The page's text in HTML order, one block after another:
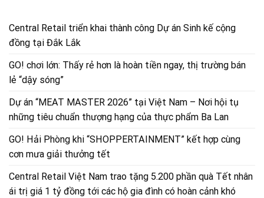
Central Retail triển khai thành công Dự án Sinh kế cộng
đồng tại Đắk Lắk
GO! chơi lớn: Thấy rẻ hơn là hoàn tiền ngay, thị trường bán
lẻ “dậy sóng”
Dự án “MEAT MASTER 2026” tại Việt Nam – Nơi hội tụ
những tiêu chuẩn thượng hạng của thực phẩm Ba Lan
GO! Hải Phòng khi “SHOPPERTAINMENT” kết hợp cùng
cơn mưa giải thưởng tết
Central Retail Việt Nam trao tặng 5.200 phần quà Tết nhân
ái trị giá 1 tỷ đồng tới các hộ gia đình có hoàn cảnh khó